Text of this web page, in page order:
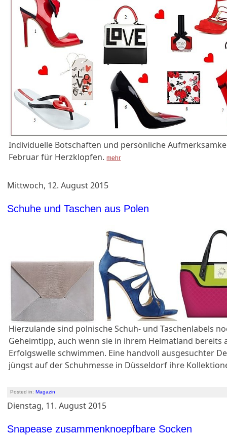
Individuelle Botschaften und persönliche
Februar für Herzklopfen.mehr
Mittwoch, 12. August 2015
Schuhe und Taschen aus Polen
Hierzulande sind polnische Schuh- und Taschenlabels
Geheimtipp, auch wenn sie in ihrem Heimatland bereits
Erfolgswelle schwimmen. Eine handvoll ausgesuchter
jüngst auf der Schuhmesse in Düsseldorf ihre
Posted in:Magazin
Dienstag, 11. August 2015
Snapease zusammenknoepfbare Socken